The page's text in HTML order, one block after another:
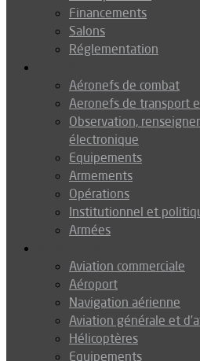
Financements
Salons
Réglementation
Aéronefs de combat
Aeronefs de transport
Observation,
électronique
Equipements
Armements
Opérations
Institutionnel et
Armées
Aviation commerciale
Aéroport
Navigation aérienne
Aviation générale et
Hélicoptères
Equipements